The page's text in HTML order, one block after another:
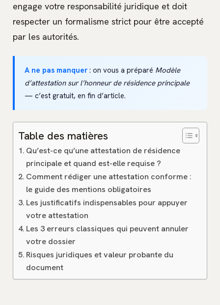
engage votre responsabilité juridique et doit
respecter un formalisme strict pour être accepté
par les autorités.
A ne pas manquer : on vous a préparé Modèle
d’attestation sur l’honneur de résidence principale
— c’est gratuit, en fin d’article.
Table des matières
Qu’est-ce qu’une attestation de résidence
principale et quand est-elle requise ?
Comment rédiger une attestation conforme :
le guide des mentions obligatoires
Les justificatifs indispensables pour appuyer
votre attestation
Les 3 erreurs classiques qui peuvent annuler
votre dossier
Risques juridiques et valeur probante du
document